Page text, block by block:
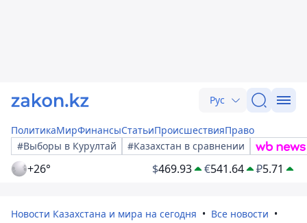
Рус
ПолитикаМирФинансыСтатьиПроисшествияПраво
#Выборы в Курултай
#Казахстан в сравнении
+26° $469.93 €541.64 ₽5.71
Новости Казахстана и мира на сегодня
Все новости